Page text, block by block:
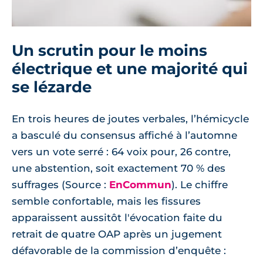
Un scrutin pour le moins
électrique et une majorité qui
se lézarde
En trois heures de joutes verbales, l’hémicycle
a basculé du consensus affiché à l’automne
vers un vote serré : 64 voix pour, 26 contre,
une abstention, soit exactement 70 % des
suffrages (Source : EnCommun). Le chiffre
semble confortable, mais les fissures
apparaissent aussitôt l'évocation faite du
retrait de quatre OAP après un jugement
défavorable de la commission d’enquête :